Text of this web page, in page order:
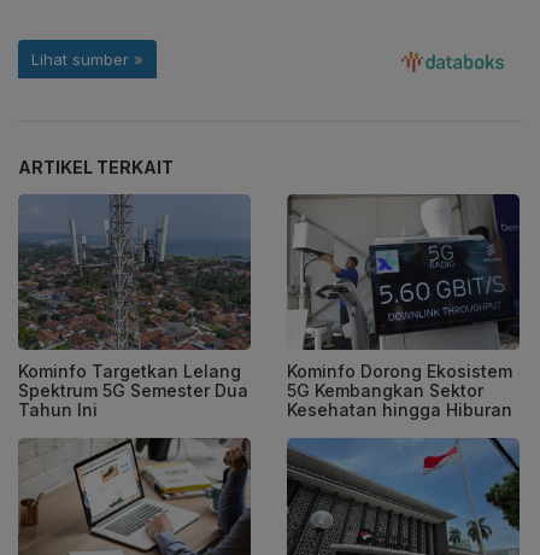
ARTIKEL TERKAIT
Kominfo Targetkan Lelang
Spektrum 5G Semester Dua
Tahun Ini
Kominfo Dorong Ekosistem
5G Kembangkan Sektor
Kesehatan hingga Hiburan